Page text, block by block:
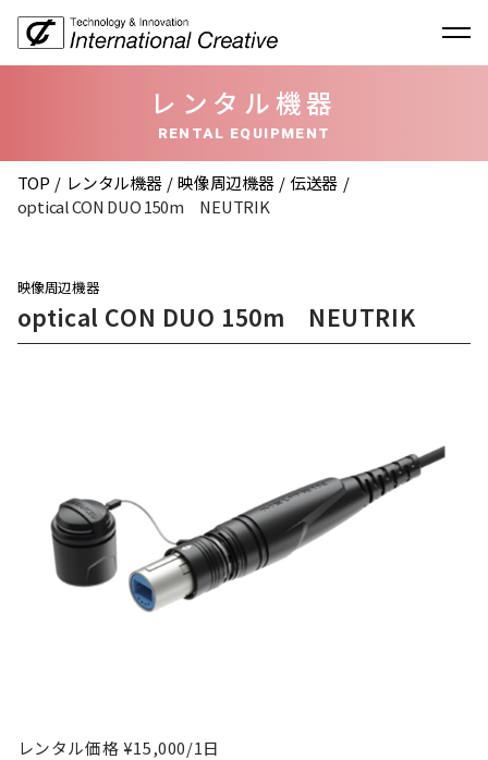
レンタル機器
RENTAL EQUIPMENT
TOP レンタル機器 映像周辺機器
伝送器
optical CON DUO 150m NEUTRIK
映像周辺機器
optical CON DUO 150m NEUTRIK
レンタル価格 ¥15,000/1日